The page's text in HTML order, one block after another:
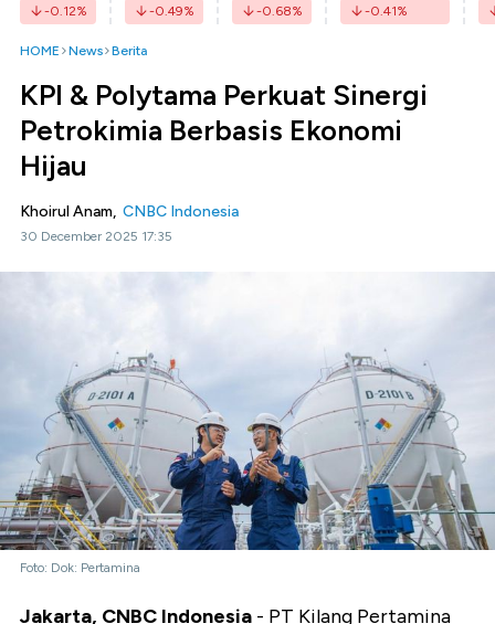
-0.12% -0.49% -0.68% -0.41%
HOME News Berita
KPI & Polytama Perkuat Sinergi
Petrokimia Berbasis Ekonomi
Hijau
Khoirul Anam, CNBC Indonesia
30 December 2025 17:35
Foto: Dok: Pertamina
Jakarta, CNBC Indonesia - PT Kilang Pertamina